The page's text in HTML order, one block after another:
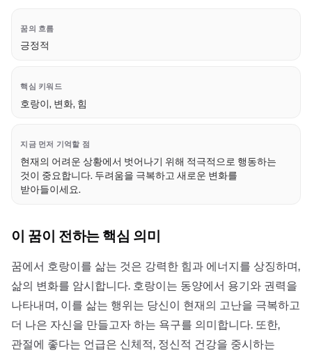
꿈의 흐름
긍정적
핵심 키워드
호랑이, 변화, 힘
지금 먼저 기억할 점
현재의 어려운 상황에서 벗어나기 위해 적극적으로 행동하는
것이 중요합니다. 두려움을 극복하고 새로운 변화를
받아들이세요.
이 꿈이 전하는 핵심 의미
꿈에서 호랑이를 삶는 것은 강력한 힘과 에너지를 상징하며,
삶의 변화를 암시합니다. 호랑이는 동양에서 용기와 권력을
나타내며, 이를 삶는 행위는 당신이 현재의 고난을 극복하고
더 나은 자신을 만들고자 하는 욕구를 의미합니다. 또한,
관절에 좋다는 언급은 신체적, 정신적 건강을 중시하는